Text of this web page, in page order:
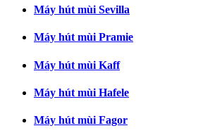
Máy hút mùi Sevilla
Máy hút mùi Pramie
Máy hút mùi Kaff
Máy hút mùi Hafele
Máy hút mùi Fagor